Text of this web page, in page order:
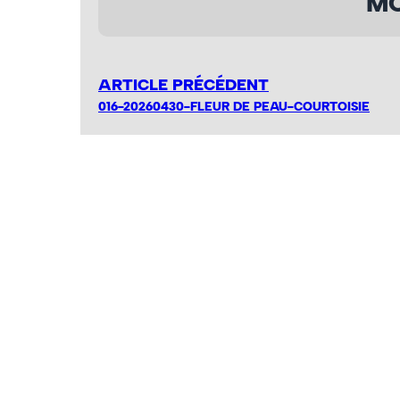
ARTICLE PRÉCÉDENT
016-20260430-FLEUR DE PEAU-COURTOISIE